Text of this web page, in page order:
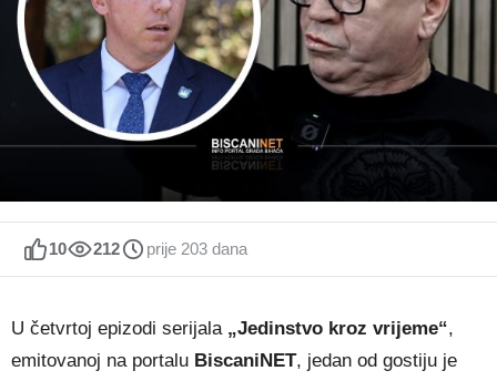
10 212 prije 203 dana
U četvrtoj epizodi serijala „Jedinstvo kroz vrijeme“,
emitovanoj na portalu BiscaniNET, jedan od gostiju je